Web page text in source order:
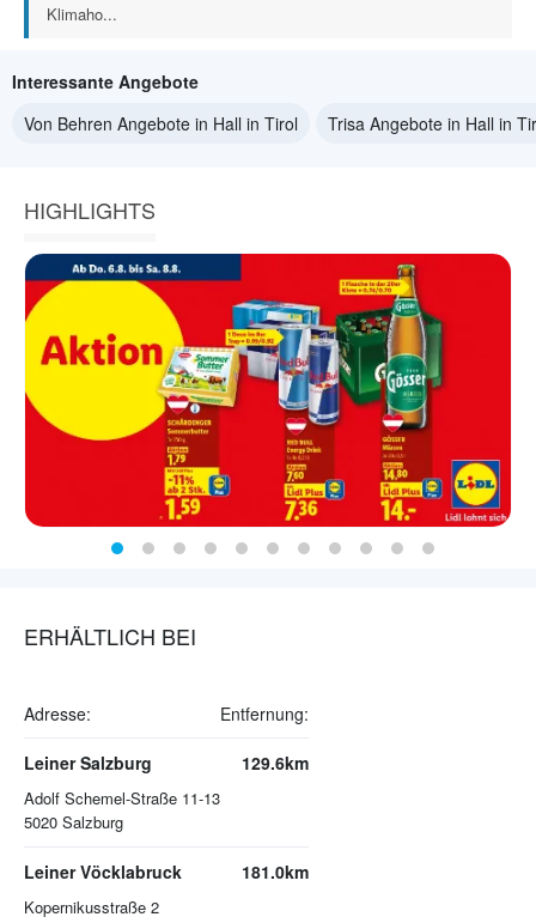
Klimaho...
Interessante Angebote
Von Behren Angebote in Hall in Tirol
Trisa Angebote in Hall in
HIGHLIGHTS
ERHÄLTLICH BEI
Adresse: Entfernung:
Leiner Salzburg
Adolf Schemel-Straße 11-13
5020 Salzburg
129.6km
Leiner Vöcklabruck
Kopernikusstraße 2
181.0km